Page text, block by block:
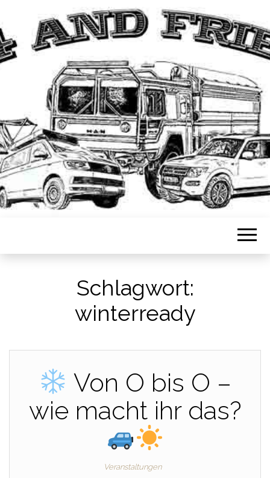
Schlagwort:
winterready
Von O bis O –
wie macht ihr das?
Veranstaltungen